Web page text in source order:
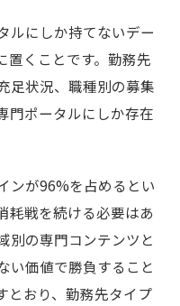
ルにしか持てないデー
置くことです。勤務先
足状況、職種別の募集
ポータルにしか存在
ンが96%を占めるとい
耗戦を続ける必要はあ
別の専門コンテンツと
い価値で勝負すること
とおり、勤務先タイプ